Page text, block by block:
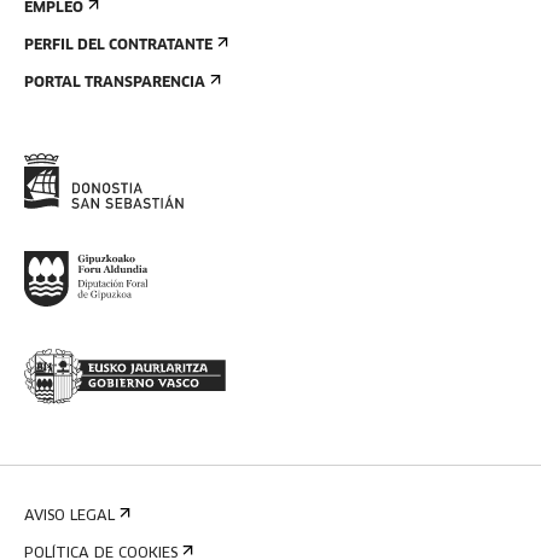
EMPLEO
PERFIL DEL CONTRATANTE
PORTAL TRANSPARENCIA
AVISO LEGAL
POLÍTICA DE COOKIES